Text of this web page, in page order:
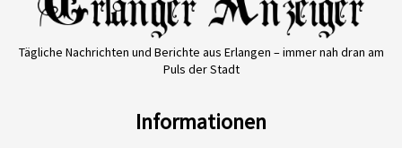
Tägliche Nachrichten und Berichte aus Erlangen – immer nah dran am
Puls der Stadt
Informationen